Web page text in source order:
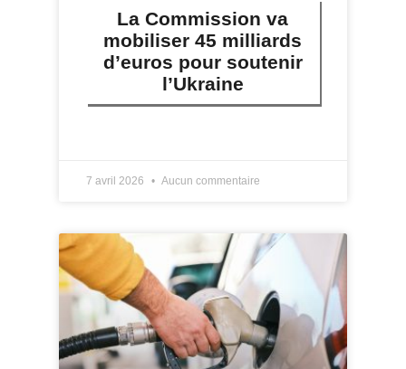
La Commission va
mobiliser 45 milliards
d’euros pour soutenir
l’Ukraine
7 avril 2026 Aucun commentaire